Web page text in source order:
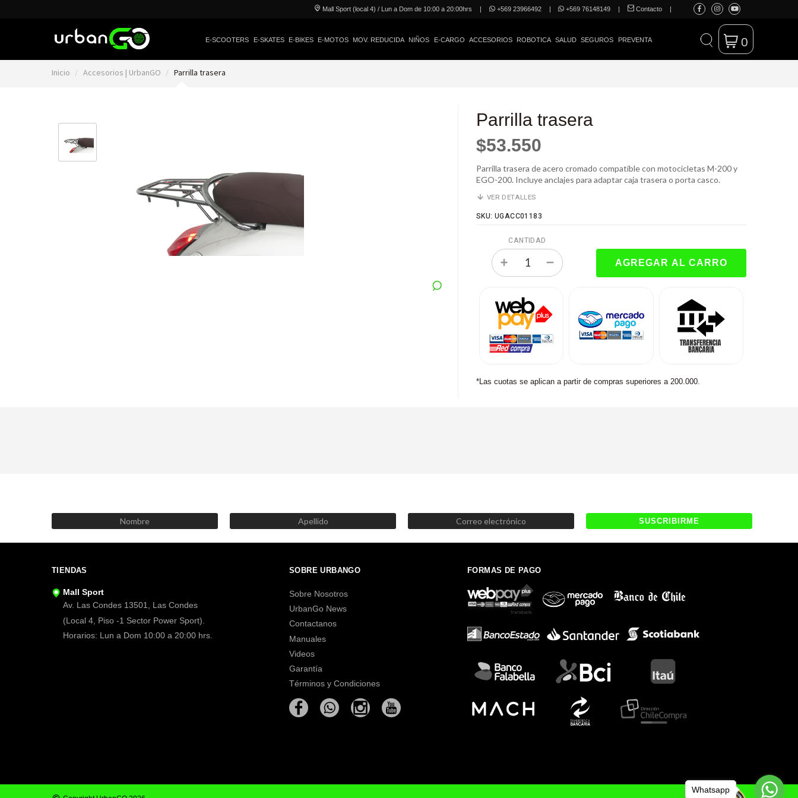
Mall Sport (local 4) / Lun a Dom de 10:00 a 20:00hrs | +569 23966492 | +569 76148149 | Contacto |
E-SCOOTERS E-SKATES E-BIKES E-MOTOS MOV. REDUCIDA NIÑOS E-CARGO ACCESORIOS ROBOTICA SALUD SEGUROS PREVENTA 0
Inicio Accesorios | UrbanGO Parrilla trasera
Parrilla trasera
$53.550
Parrilla trasera de acero cromado compatible con motocicletas M-200 y
EGO-200. Incluye anclajes para adaptar caja trasera o porta casco.
VER DETALLES
SKU: UGACC01183
CANTIDAD
*Las cuotas se aplican a partir de compras superiores a 200.000.
TIENDAS
Mall Sport
Av. Las Condes 13501, Las Condes
(Local 4, Piso -1 Sector Power Sport).
Horarios: Lun a Dom 10:00 a 20:00 hrs.
SOBRE URBANGO
Sobre Nosotros
UrbanGo News
Contactanos
Manuales
Videos
Garantía
Términos y Condiciones
FORMAS DE PAGO
Whatsapp